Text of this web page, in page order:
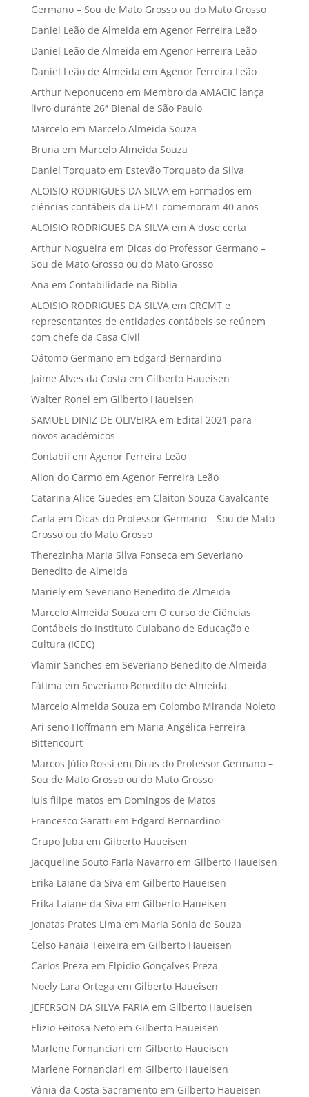
Germano – Sou de Mato Grosso ou do Mato Grosso
Daniel Leão de Almeida em Agenor Ferreira Leão
Daniel Leão de Almeida em Agenor Ferreira Leão
Daniel Leão de Almeida em Agenor Ferreira Leão
Arthur Neponucenoem Membro da AMACIC lança
livro durante 26ª Bienal de São Paulo
Marceloem Marcelo Almeida Souza
Bruna em Marcelo Almeida Souza
Daniel Torquatoem Estevão Torquato da Silva
ALOISIO RODRIGUES DA SILVAem Formados em
ciências contábeis da UFMT comemoram 40 anos
ALOISIO RODRIGUES DA SILVAem A dose certa
Arthur Nogueira em Dicas do Professor Germano –
Sou de Mato Grosso ou do Mato Grosso
Ana em Contabilidade na Bíblia
ALOISIO RODRIGUES DA SILVAem CRCMT e
representantes de entidades contábeis se reúnem
com chefe da Casa Civil
Oátomo Germanoem Edgard Bernardino
Jaime Alves da Costa em Gilberto Haueisen
Walter Ronei em Gilberto Haueisen
SAMUEL DINIZ DE OLIVEIRAem Edital 2021 para
novos acadêmicos
Contabil em Agenor Ferreira Leão
Ailon do Carmoem Agenor Ferreira Leão
Catarina Alice Guedes em Claiton Souza Cavalcante
Carla em Dicas do Professor Germano – Sou de Mato
Grosso ou do Mato Grosso
Therezinha Maria Silva Fonseca em Severiano
Benedito de Almeida
Marielyem Severiano Benedito de Almeida
Marcelo Almeida Souza em O curso de Ciências
Contábeis do Instituto Cuiabano de Educação e
Cultura (ICEC)
Vlamir Sanches em Severiano Benedito de Almeida
Fátima em Severiano Benedito de Almeida
Marcelo Almeida Souza em Colombo Miranda Noleto
Ari seno Hoffmann em Maria Angélica Ferreira
Bittencourt
Marcos Júlio Rossi em Dicas do Professor Germano –
Sou de Mato Grosso ou do Mato Grosso
luis filipe matos em Domingos de Matos
Francesco Garatti em Edgard Bernardino
Grupo Juba em Gilberto Haueisen
Jacqueline Souto Faria Navarroem Gilberto Haueisen
Erika Laiane da Siva em Gilberto Haueisen
Erika Laiane da Siva em Gilberto Haueisen
Jonatas Prates Lima em Maria Sonia de Souza
Celso Fanaia Teixeira em Gilberto Haueisen
Carlos Preza em Elpidio Gonçalves Preza
Noely Lara Ortega em Gilberto Haueisen
JEFERSON DA SILVA FARIAem Gilberto Haueisen
Elizio Feitosa Netoem Gilberto Haueisen
Marlene Fornanciari em Gilberto Haueisen
Marlene Fornanciari em Gilberto Haueisen
Vânia da Costa Sacramentoem Gilberto Haueisen